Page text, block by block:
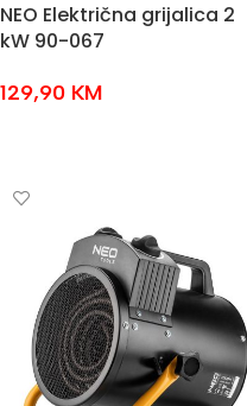
NEO Električna grijalica 2
kW 90-067
129,90 KM